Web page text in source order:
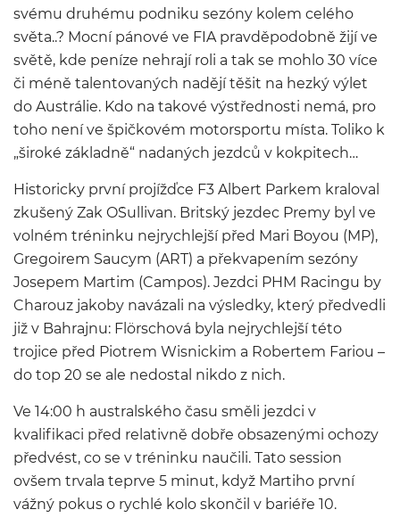
svému druhému podniku sezóny kolem celého
světa..? Mocní pánové ve FIA pravděpodobně žijí ve
světě, kde peníze nehrají roli a tak se mohlo 30 více
či méně talentovaných nadějí těšit na hezký výlet
do Austrálie. Kdo na takové výstřednosti nemá, pro
toho není ve špičkovém motorsportu místa. Toliko k
„široké základně“ nadaných jezdců v kokpitech…
Historicky první projížďce F3 Albert Parkem kraloval
zkušený Zak O´Sullivan. Britský jezdec Premy byl ve
volném tréninku nejrychlejší před Mari Boyou (MP),
Gregoirem Saucym (ART) a překvapením sezóny
Josepem Martim (Campos). Jezdci PHM Racingu by
Charouz jakoby navázali na výsledky, který předvedli
již v Bahrajnu: Flörschová byla nejrychlejší této
trojice před Piotrem Wisnickim a Robertem Fariou –
do top 20 se ale nedostal nikdo z nich.
Ve 14:00 h australského času směli jezdci v
kvalifikaci před relativně dobře obsazenými ochozy
předvést, co se v tréninku naučili. Tato session
ovšem trvala teprve 5 minut, když Martiho první
vážný pokus o rychlé kolo skončil v bariéře 10.